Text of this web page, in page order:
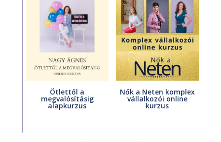
Ötlettől a
megvalósításig
alapkurzus
Nők a Neten komplex
vállalkozói online
kurzus